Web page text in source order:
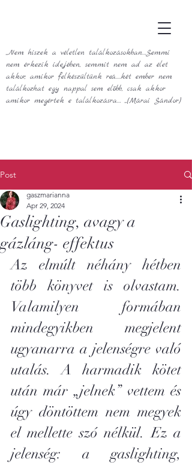
„Nem hiszek a véletlen találkozásokban…Semmi
nem érkezik idejében, semmit nem ad az élet
akkor, amikor felkészültünk reá.…két ember nem
találkozhat egy nappal sem előbb, csak akkor
amikor megértek e találkozásra… „(Márai Sándor)
Post
Gaslighting, avagy a
gázláng- effektus
gaszmarianna
Apr 29, 2024
Az elmúlt néhány hétben
több könyvet is olvastam.
Valamilyen formában
mindegyikben megjelent
ugyanarra a jelenségre való
utalás. A harmadik kötet
után már „jelnek” vettem és
úgy döntöttem nem megyek
el mellette szó nélkül. Ez a
jelenség: a gaslighting,